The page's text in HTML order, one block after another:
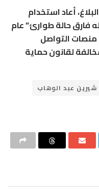
أعاد استخدام
فارق حالة طوارئ” عام
منصات التواصل
لقانون حماية
شيرين عبد الوهاب